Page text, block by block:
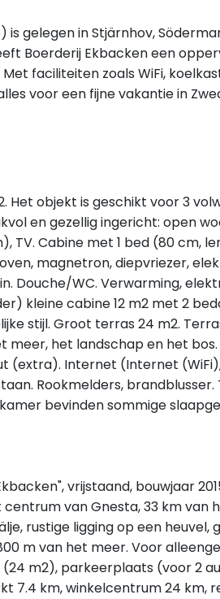
is gelegen in Stjärnhov,
Boerderij Ekbacken een
faciliteiten zoals WiFi,
voor een fijne vakantie in
Het objekt is geschikt voor 3
en gezellig ingericht: open
TV. Cabine met 1 bed (80 cm,
magnetron, diepvriezer,
Douche/WC. Verwarming,
kleine cabine 12 m2 met 2
stijl. Groot terras 24 m2.
meer, het landschap en het bos.
(extra). Internet (Internet
Rookmelders, brandblusser.
bevinden sommige
vrijstaand, bouwjaar
van Gnesta, 33 km van
rustige ligging op een heuvel,
m van het meer. Voor
m2), parkeerplaats (voor 2
7.4 km, winkelcentrum 24 km,